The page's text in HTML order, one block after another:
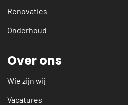
Renovaties
Onderhoud
Over ons
Wie zijn wij
Vacatures